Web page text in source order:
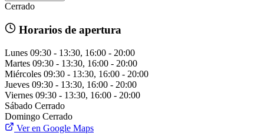
Cerrado
Horarios de apertura
Lunes 09:30 - 13:30, 16:00 - 20:00
Martes 09:30 - 13:30, 16:00 - 20:00
Miércoles 09:30 - 13:30, 16:00 - 20:00
Jueves 09:30 - 13:30, 16:00 - 20:00
Viernes 09:30 - 13:30, 16:00 - 20:00
Sábado Cerrado
Domingo Cerrado
Ver en Google Maps